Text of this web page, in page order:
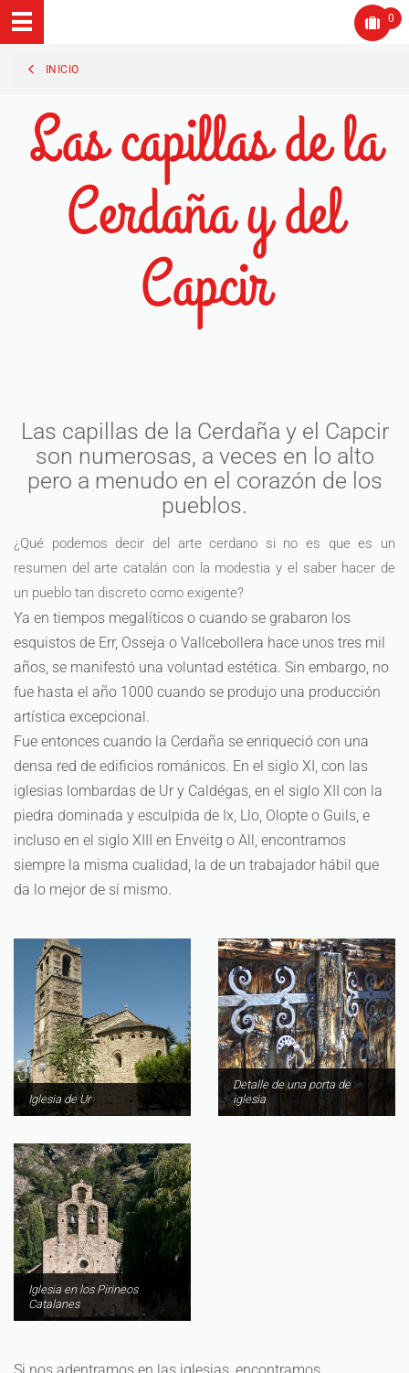
0
INICIO
Las capillas de la
Cerdaña y del
Capcir
Las capillas de la Cerdaña y el Capcir
son numerosas, a veces en lo alto
pero a menudo en el corazón de los
pueblos.
¿Qué podemos decir del arte cerdano si no es que es un
resumen del arte catalán con la modestia y el saber hacer de
un pueblo tan discreto como exigente?
Ya en tiempos megalíticos o cuando se grabaron los
esquistos de Err, Osseja o Vallcebollera hace unos tres mil
años, se manifestó una voluntad estética. Sin embargo, no
fue hasta el año 1000 cuando se produjo una producción
artística excepcional.
Fue entonces cuando la Cerdaña se enriqueció con una
densa red de edificios románicos. En el siglo XI, con las
iglesias lombardas de Ur y Caldégas, en el siglo XII con la
piedra dominada y esculpida de Ix, Llo, Olopte o Guils, e
incluso en el siglo XIII en Enveitg o All, encontramos
siempre la misma cualidad, la de un trabajador hábil que
da lo mejor de sí mismo.
Iglesia de Ur
Detalle de una porta de
iglesia
Iglesia en los Pirineos
Catalanes